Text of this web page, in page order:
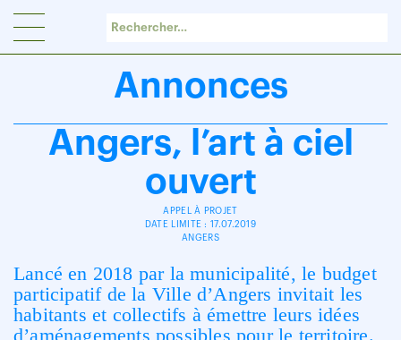
Annonces
Angers, l’art à ciel
ouvert
APPEL À PROJET
DATE LIMITE : 17.07.2019
ANGERS
Lancé en 2018 par la municipalité, le budget
participatif de la Ville d’Angers invitait les
habitants et collectifs à émettre leurs idées
d’aménagements possibles pour le territoire.